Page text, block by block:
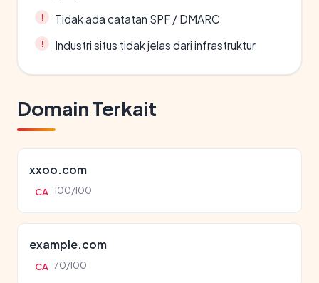
Tidak ada catatan SPF / DMARC
Industri situs tidak jelas dari infrastruktur
Domain Terkait
xxoo.com
CA 100/100
example.com
CA 70/100